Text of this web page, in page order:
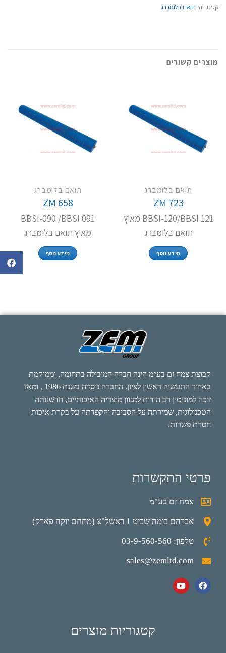
קטגוריה: תואם בלומברג
מוצרים קשורים
תואם בלומברג
ZM 723
BBSI-120/BBSI 121 מאיץ
תואם בלומברג
מידע נוסף
תואם בלומברג
ZM 658
BBSI-090 /BBSI 091
מאיץ תואם בלומברג
מידע נוסף
קבוצת צמח זם בע״מ הינה חברה המובילה בתחומה, וממוקמת
באיזור התעשיה ראשון לציון. החברה נוסדה בשנת 1986 , ומאז
זוכה למוניטין רב הודות למגוון מוצריה האיכותיים, חדשנותה
הטכנולוגית, שמירתה על הסביבה והקפדתה על בקרת איכות
חסרת פשרות.
פרטי התקשרות
צמח זם בע"מ
אברהם בומה שביט 1 ראשל"צ (מתחם יוקה פארק)
טלפון: 03-9-560-560
sales@zemltd.com
קטגוריות מוצרים